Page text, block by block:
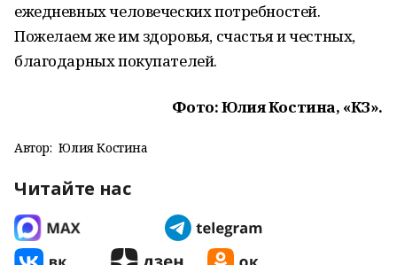
ежедневных человеческих потребностей.
Пожелаем же им здоровья, счастья и честных,
благодарных покупателей.
Фото: Юлия Костина, «КЗ».
Автор: Юлия Костина
Читайте нас